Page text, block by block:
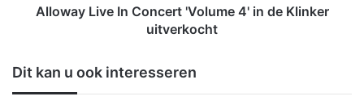
t
b
C
o
Alloway Live In Concert 'Volume 4' in de Klinker
uitverkocht
Dit kan u ook interesseren